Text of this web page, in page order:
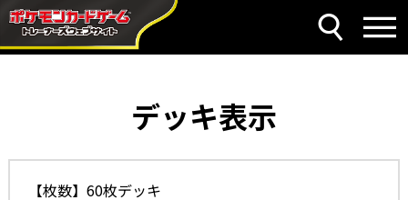
デッキ表示
【枚数】60枚デッキ